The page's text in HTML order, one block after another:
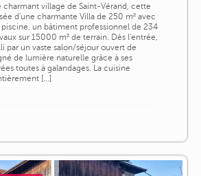
charmant village de Saint-Vérand, cette
d'une charmante Villa de 250 m² avec
piscine, un bâtiment professionnel de 234
sur 15000 m² de terrain. Dès l'entrée,
par un vaste salon/séjour ouvert de
de lumière naturelle grâce à ses
toutes à galandages. La cuisine
[...]